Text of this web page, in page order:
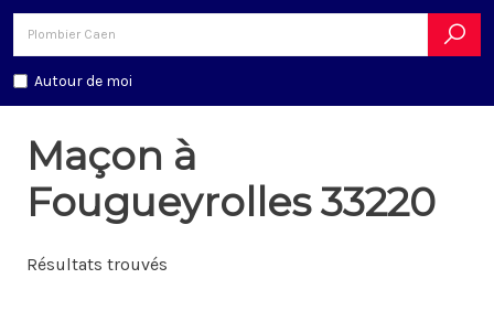
Autour de moi
Maçon à
Fougueyrolles 33220
Résultats trouvés